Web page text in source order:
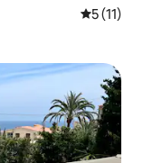
5 (11)